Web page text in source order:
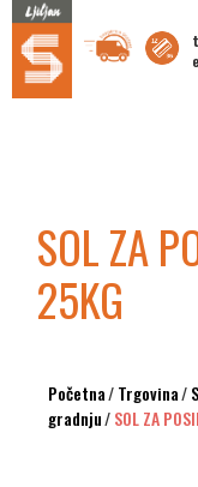
SOL ZA
25KG
Početna/Trgovina/
gradnju/SOL ZA